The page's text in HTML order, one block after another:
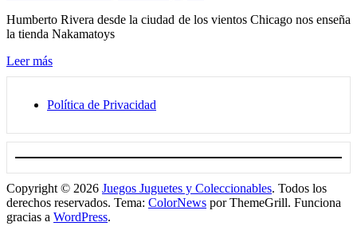
Humberto Rivera desde la ciudad de los vientos Chicago nos enseña
la tienda Nakamatoys
Leer más
Política de Privacidad
Copyright © 2026 Juegos Juguetes y Coleccionables. Todos los
derechos reservados. Tema: ColorNews por ThemeGrill. Funciona
gracias a WordPress.